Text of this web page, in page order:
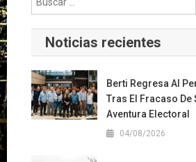
Noticias recientes
Berti Regresa Al
Tras El Fracaso De
Aventura Electoral
04/08/2026